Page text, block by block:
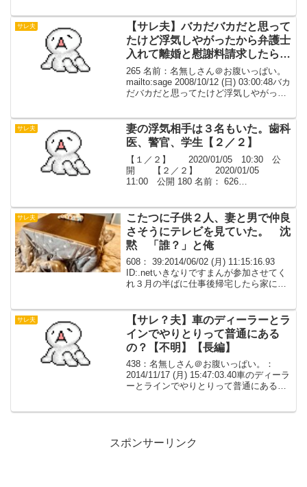
ーだからむかついてもあんまり...
サレ夫
【サレ夫】バカだバカだと思って
たけど浮気しやがったから弁護士
入れて離婚と慰謝料請求したら
｢私が慰謝料払うんですか？｣だっ
てさ～【不明】
265 名前：名無しさん＠お腹いっぱい。
mailto:sage 2008/10/12 (日) 03:00:48バカ
だバカだと思ってたけど浮気しやがった
～弁護士から聞...
サレ夫
妻の浮気相手は３名もいた。歯科
医、警官、学生【２／２】
【１／２】 2020/01/05 10:30 公
開 【２／２】 2020/01/05
11:00 公開 180 名前： 626
遅...
サレ夫
こたつに子供２人、妻と男で仲良
さそうにテレビを見ていた。 沈
黙 「誰？」と俺
608： 39:2014/06/02 (月) 11:15:16.93
ID:.netいきなりですまんが参加させてく
れ３月の半ばに仕事後帰宅したら家に男
と俺「職場の〇〇さ...
サレ夫
【サレ？夫】車のディーラーとラ
インでやりとりって普通にある
の？【不明】【長編】
438：名無しさん＠お腹いっぱい。：
2014/11/17 (月) 15:47:03.40車のディーラ
ーとラインでやりとりって普通にある
スポンサーリンク